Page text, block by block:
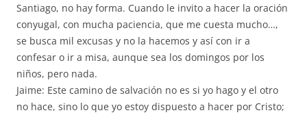
Santiago, no hay forma. Cuando le invito a hacer la oración
conyugal, con mucha paciencia, que me cuesta mucho…,
se busca mil excusas y no la hacemos y así con ir a
confesar o ir a misa, aunque sea los domingos por los
niños, pero nada.
Jaime: Este camino de salvación no es si yo hago y el otro
no hace, sino lo que yo estoy dispuesto a hacer por Cristo;